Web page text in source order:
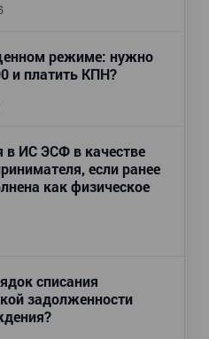
режиме: нужно
и платить КПН?
в ИС ЭСФ в качестве
если ранее
как физическое
списания
задолженности